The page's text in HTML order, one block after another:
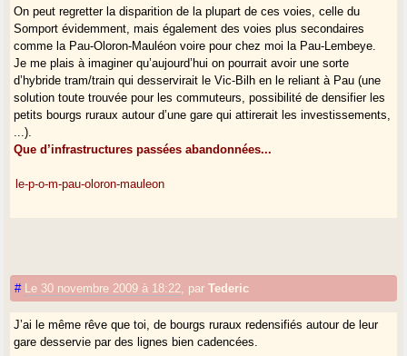
On peut regretter la disparition de la plupart de ces voies, celle du
Somport évidemment, mais également des voies plus secondaires
comme la Pau-Oloron-Mauléon voire pour chez moi la Pau-Lembeye.
Je me plais à imaginer qu’aujourd’hui on pourrait avoir une sorte
d’hybride tram/train qui desservirait le Vic-Bilh en le reliant à Pau (une
solution toute trouvée pour les commuteurs, possibilité de densifier les
petits bourgs ruraux autour d’une gare qui attirerait les investissements,
...).
Que d’infrastructures passées abandonnées...
le-p-o-m-pau-oloron-mauleon
# Le 30 novembre 2009 à 18:22 parTederic
J’ai le même rêve que toi, de bourgs ruraux redensifiés autour de leur
gare desservie par des lignes bien cadencées.